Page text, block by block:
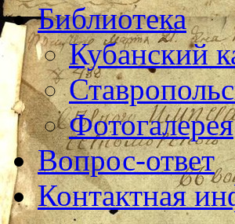
Библиотека
Кубанский
Фотогалерея
Вопрос-ответ
Контактная